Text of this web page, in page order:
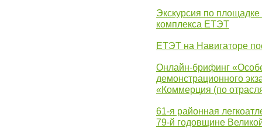
Экскурсия по
комплекса ЕТЭТ
ЕТЭТ на Навигаторе
Онлайн-брифинг
демонстрационного
«Коммерция (по
61-я районная
79-й годовщине